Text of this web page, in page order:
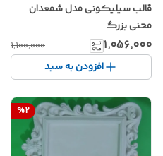
قالب سیلیکونی مدل شمعدان
محنی بزرگ
۱٬۰۵۶٬۰۰۰ ۱٬۱۰۰٬۰۰۰
افزودن به سبد
%2